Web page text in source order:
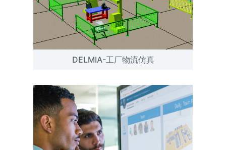
DELMIA-工厂物流仿真